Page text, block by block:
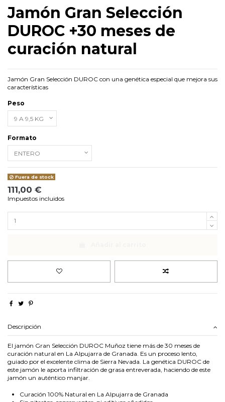
Jamón Gran Selección
DUROC +30 meses de
curación natural
Jamón Gran Selección DUROC con una genética especial que mejora sus
características
Peso
Formato
Fuera de stock
111,00 €
Impuestos incluidos
Descripción
El jamón Gran Selección DUROC Muñoz tiene más de 30 meses de
curación natural en La Alpujarra de Granada. Es un proceso lento,
guiado por el excelente clima de Sierra Nevada. La genética DUROC de
este jamón le aporta infiltración de grasa entreverada, haciendo de este
jamón un auténtico manjar.
Curación 100% Natural en La Alpujarra de Granada